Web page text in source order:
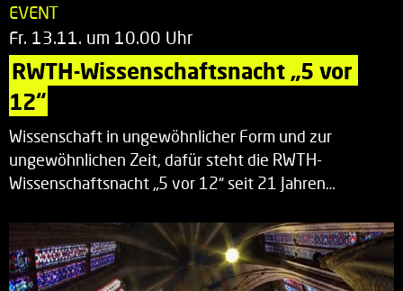
EVENT
Fr. 13.11. um 10.00 Uhr
RWTH-Wissenschaftsnacht „5 vor
12“
Wissenschaft in ungewöhnlicher Form und zur
ungewöhnlichen Zeit, dafür steht die RWTH-
Wissenschaftsnacht „5 vor 12“ seit 21 Jahren…